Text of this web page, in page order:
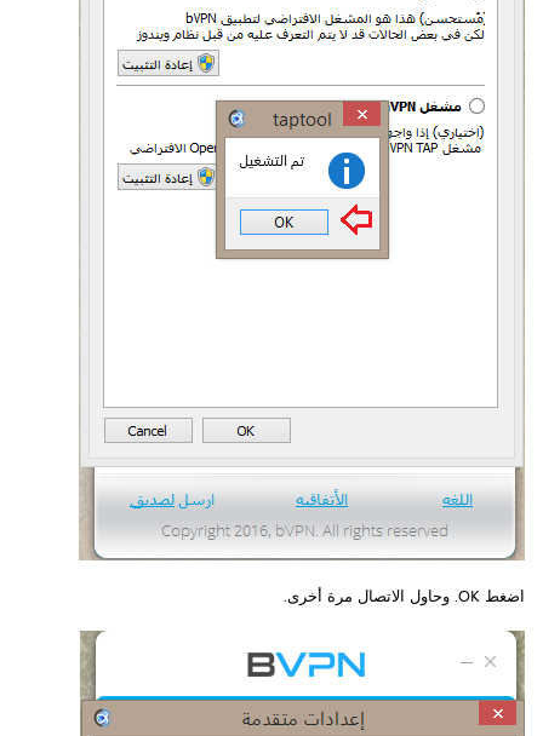
اضغط OK. وحاول الاتصال مرة أخرى.